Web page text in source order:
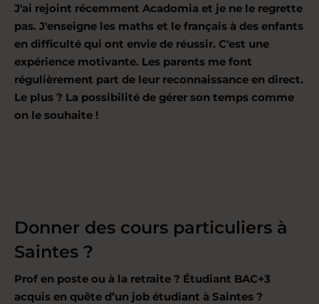
J'ai rejoint récemment Acadomia et je ne le regrette
pas. J'enseigne les maths et le français à des enfants
en difficulté qui ont envie de réussir. C'est une
expérience motivante. Les parents me font
régulièrement part de leur reconnaissance en direct.
Le plus ? La possibilité de gérer son temps comme
on le souhaite !
Donner des cours particuliers à
Saintes ?
Prof en poste ou à la retraite ? Étudiant BAC+3
acquis en quête d’un job étudiant à Saintes ?